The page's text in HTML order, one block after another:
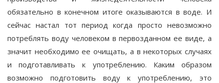
обязательно в конечном итоге оказываются в воде. И
сейчас настал тот период когда просто невозможно
потреблять воду человеком в первозданном ее виде, а
значит необходимо ее очищать, а в некоторых случаях
и подготавливать к употреблению. Каким образом
возможно подготовить воду к употреблению, это